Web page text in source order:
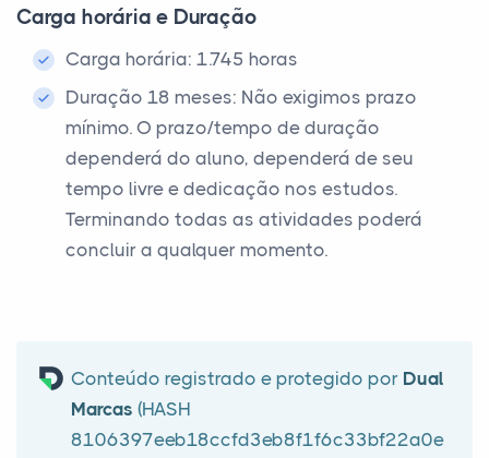
Carga horária e Duração
Carga horária: 1.745 horas
Duração 18 meses: Não exigimos prazo
mínimo. O prazo/tempo de duração
dependerá do aluno, dependerá de seu
tempo livre e dedicação nos estudos.
Terminando todas as atividades poderá
concluir a qualquer momento.
Conteúdo registrado e protegido por Dual
Marcas (HASH
8106397eeb18ccfd3eb8f1f6c33bf22a0e